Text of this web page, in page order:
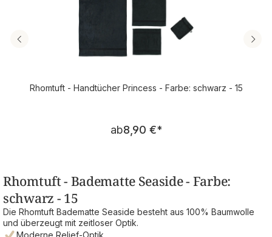
Rhomtuft - Handtücher Princess - Farbe: schwarz - 15
Regulärer Preis:
ab8,90 €*
Rhomtuft - Badematte Seaside - Farbe:
schwarz - 15
Die Rhomtuft Badematte Seaside besteht aus 100% Baumwolle
und überzeugt mit zeitloser Optik.